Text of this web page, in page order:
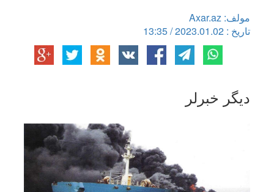
مولف: Axar.az
تاریخ : 2023.01.02 / 13:35
دیگر خبرلر